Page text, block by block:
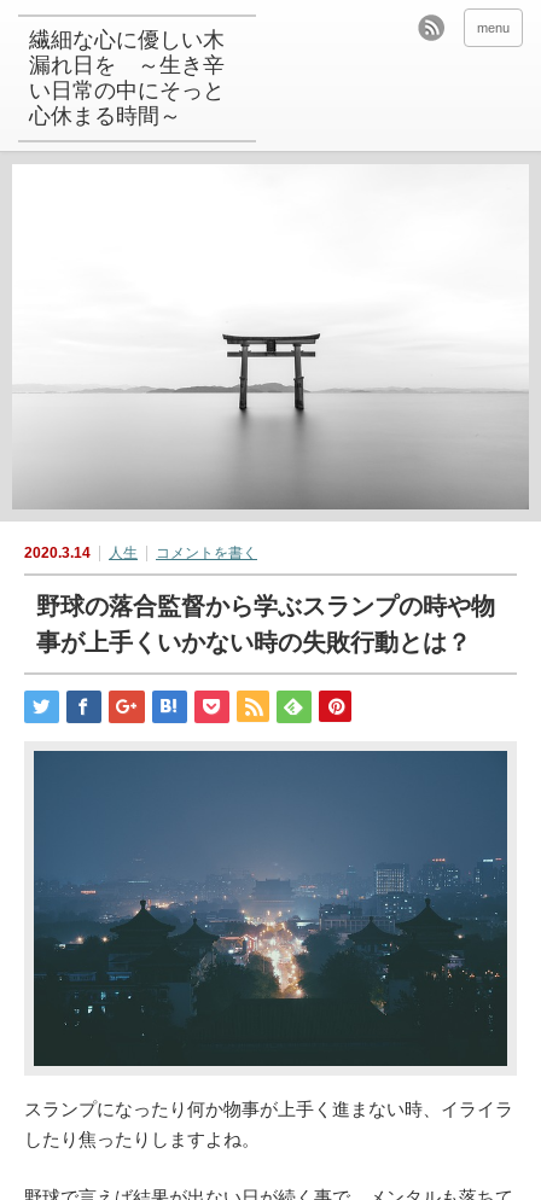
繊細な心に優しい木
漏れ日を ～生き辛
い日常の中にそっと
心休まる時間～
menu
2020.3.14 人生 コメントを書く
野球の落合監督から学ぶスランプの時や物
事が上手くいかない時の失敗行動とは？
スランプになったり何か物事が上手く進まない時、イライラ
したり焦ったりしますよね。